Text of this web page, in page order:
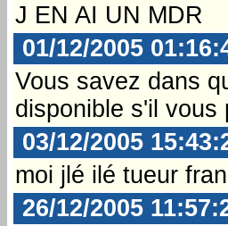
J EN AI UN MDR
01/12/2005
Vous savez dans
disponible s'il vous
03/12/2005
moi jlé ilé tueur
26/12/2005